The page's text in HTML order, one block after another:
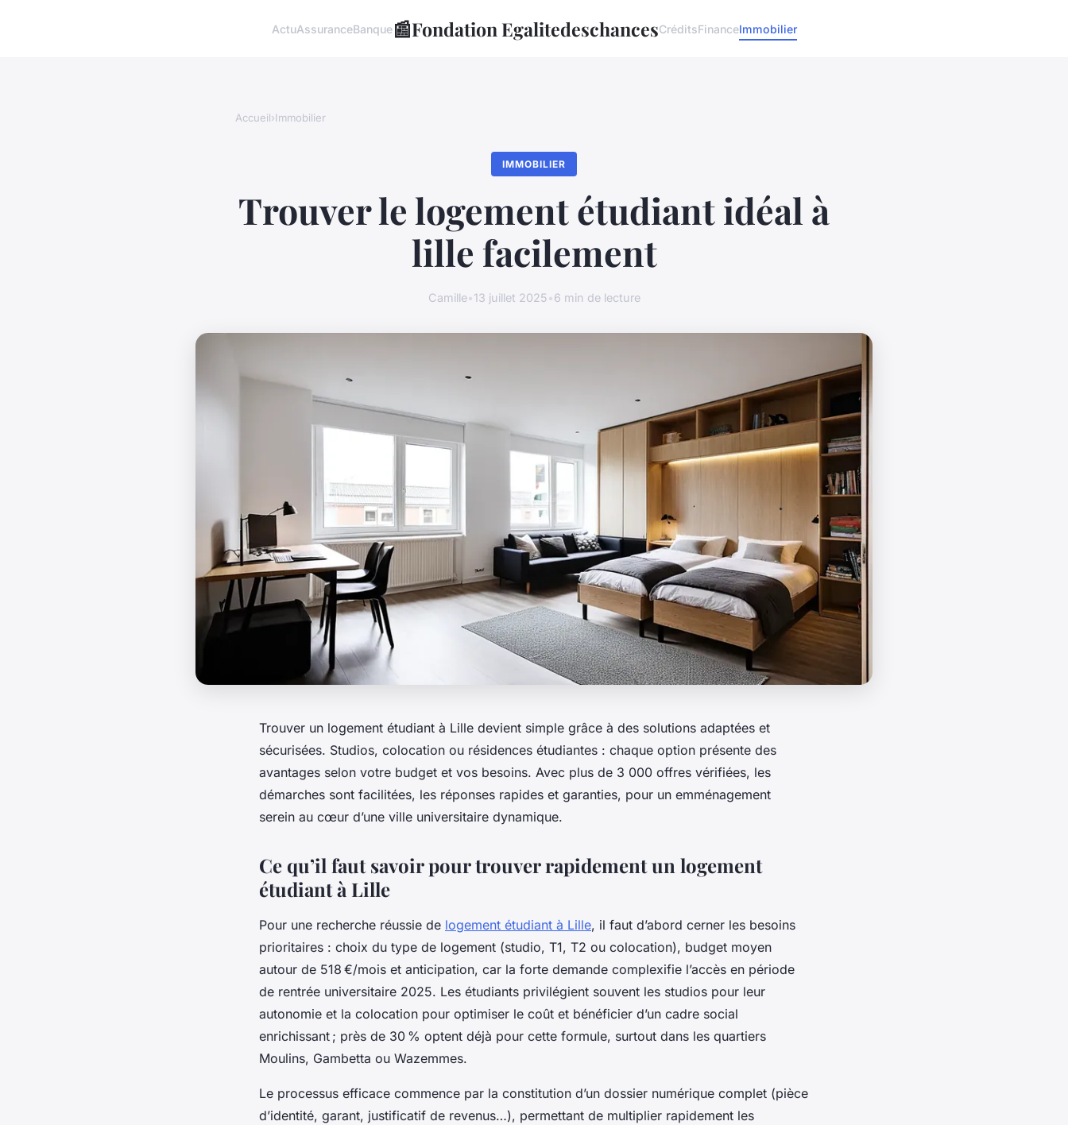
ActuAssuranceBanque📰Fondation EgalitedeschancesCréditsFinanceImmobilier
Accueil›Immobilier
IMMOBILIER
Trouver le logement étudiant idéal à
lille facilement
Camille•13 juillet 2025•6 min de lecture
Trouver un logement étudiant à Lille devient simple grâce à des solutions adaptées et
sécurisées. Studios, colocation ou résidences étudiantes : chaque option présente des
avantages selon votre budget et vos besoins. Avec plus de 3 000 offres vérifiées, les
démarches sont facilitées, les réponses rapides et garanties, pour un emménagement
serein au cœur d’une ville universitaire dynamique.
Ce qu’il faut savoir pour trouver rapidement un logement
étudiant à Lille
Pour une recherche réussie de logement étudiant à Lille, il faut d’abord cerner les besoins
prioritaires : choix du type de logement (studio, T1, T2 ou colocation), budget moyen
autour de 518 €/mois et anticipation, car la forte demande complexifie l’accès en période
de rentrée universitaire 2025. Les étudiants privilégient souvent les studios pour leur
autonomie et la colocation pour optimiser le coût et bénéficier d’un cadre social
enrichissant ; près de 30 % optent déjà pour cette formule, surtout dans les quartiers
Moulins, Gambetta ou Wazemmes.
Le processus efficace commence par la constitution d’un dossier numérique complet (pièce
d’identité, garant, justificatif de revenus…), permettant de multiplier rapidement les